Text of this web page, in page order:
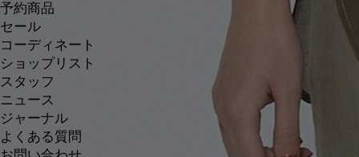
予約商品
セール
コーディネート
ショップリスト
スタッフ
ニュース
ジャーナル
よくある質問